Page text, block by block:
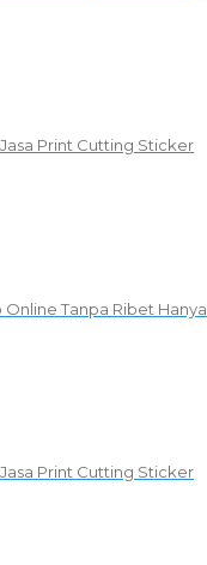
Print Cutting Sticker
Tanpa Ribet Hanya
Print Cutting Sticker